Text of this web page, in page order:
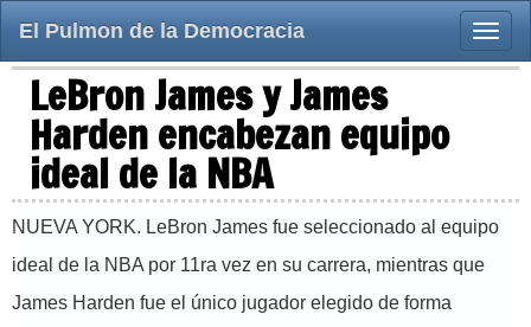
Toggle
El Pulmon de la Democracia
LeBron James y James
Harden encabezan equipo
ideal de la NBA
NUEVA YORK. LeBron James fue seleccionado al equipo
ideal de la NBA por 11ra vez en su carrera, mientras que
James Harden fue el único jugador elegido de forma